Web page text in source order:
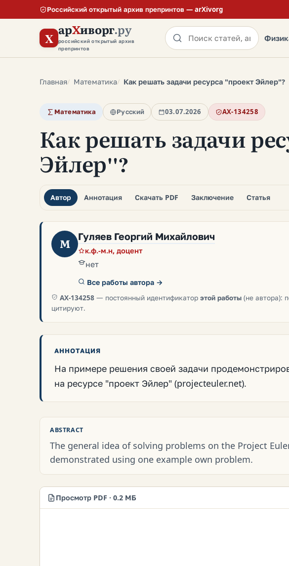
Российский открытый архив препринтов — arXivorg
X арХиворг.ру
российский открытый архив
препринтов
Главная Математика Как решать задачи ресурса "проект Эйлер"?
Математика Русский 03.07.2026 AX-134258
Как решать задачи
Эйлер"?
Автор Аннотация Скачать PDF Заключение Статья
М Гуляев Георгий Михайлович
к.ф.-м.н, доцент
нет
Все работы автора →
AX-134258 — постоянный идентификатор этой работы (не автора):
цитируют.
АННОТАЦИЯ
На примере решения своей задачи
на ресурсе "проект Эйлер" (projecteuler.net).
ABSTRACT
The general idea of ​​solving problems on the Project
demonstrated using one example own problem.
Просмотр PDF · 0.2 МБ